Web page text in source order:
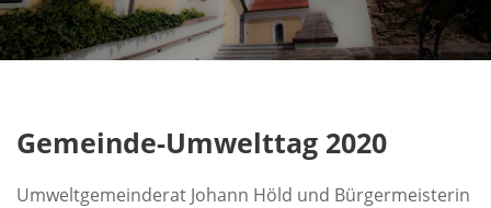
Gemeinde-Umwelttag 2020
Umweltgemeinderat Johann Höld und Bürgermeisterin